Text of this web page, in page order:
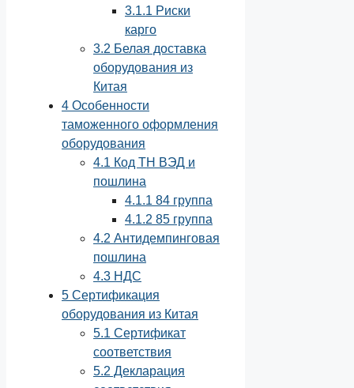
3.1.1 Риски
карго
3.2 Белая доставка
оборудования из
Китая
4 Особенности
таможенного оформления
оборудования
4.1 Код ТН ВЭД и
пошлина
4.1.1 84 группа
4.1.2 85 группа
4.2 Антидемпинговая
пошлина
4.3 НДС
5 Сертификация
оборудования из Китая
5.1 Сертификат
соответствия
5.2 Декларация